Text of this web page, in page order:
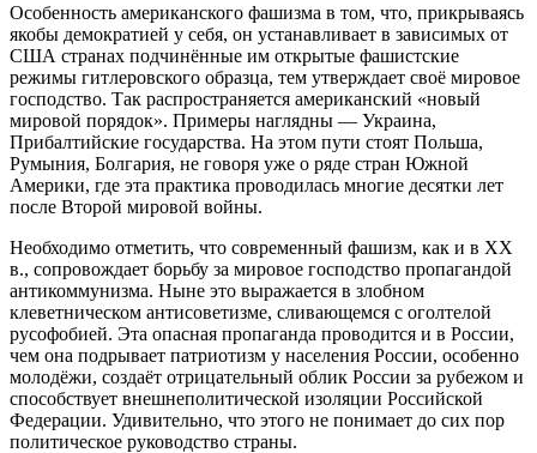
Особенность американского фашизма в том, что, прикрываясь
якобы демократией у себя, он устанавливает в зависимых от
США странах подчинённые им открытые фашистские
режимы гитлеровского образца, тем утверждает своё мировое
господство. Так распространяется американский «новый
мировой порядок». Примеры наглядны — Украина,
Прибалтийские государства. На этом пути стоят Польша,
Румыния, Болгария, не говоря уже о ряде стран Южной
Америки, где эта практика проводилась многие десятки лет
после Второй мировой войны.
Необходимо отметить, что современный фашизм, как и в XX
в., сопровождает борьбу за мировое господство пропагандой
антикоммунизма. Ныне это выражается в злобном
клеветническом антисоветизме, сливающемся с оголтелой
русофобией. Эта опасная пропаганда проводится и в России,
чем она подрывает патриотизм у населения России, особенно
молодёжи, создаёт отрицательный облик России за рубежом и
способствует внешнеполитической изоляции Российской
Федерации. Удивительно, что этого не понимает до сих пор
политическое руководство страны.